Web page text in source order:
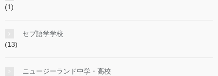
(1)
セブ語学学校
(13)
ニュージーランド中学・高校